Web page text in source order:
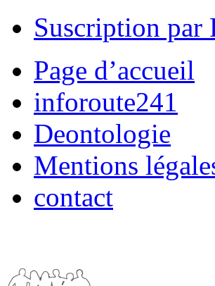
Suscription par
Page d’accueil
inforoute241
Deontologie
Mentions
contact